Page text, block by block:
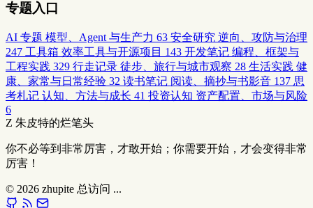
专题入口
AI 专题 模型、Agent 与生产力 63 安全研究 逆向、攻防与治理
247 工具箱 效率工具与开源项目 143 开发笔记 编程、框架与
工程实践 329 行走记录 徒步、旅行与城市观察 28 生活实践 健
康、家常与日常经验 32 读书笔记 阅读、摘抄与书影音 137 思
考札记 认知、方法与成长 41 投资认知 资产配置、市场与风险
6
Z 朱皮特的烂笔头
你不必等到非常厉害，才敢开始；你需要开始，才会变得非常
厉害！
© 2026 zhupite 总访问 ...